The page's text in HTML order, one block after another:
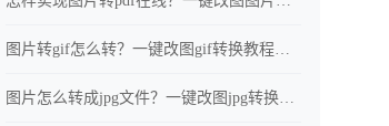
图片转gif怎么转？一键改图gif转换教程分享
图片怎么转成jpg文件？一键改图jpg转换教程分享